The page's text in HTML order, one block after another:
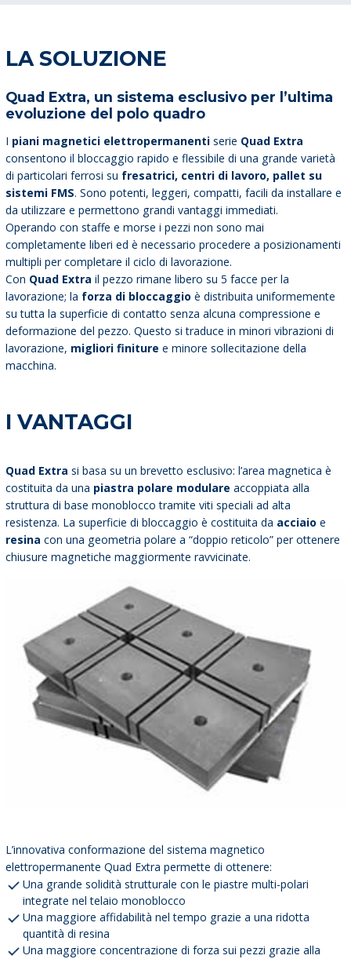
LA SOLUZIONE
Quad Extra, un sistema esclusivo per l’ultima
evoluzione del polo quadro
I piani magnetici elettropermanentiserie Quad Extra
consentono il bloccaggio rapido e flessibile di una grande varietà
di particolari ferrosi su fresatrici, centri di lavoro, pallet su
sistemi FMS. Sono potenti, leggeri, compatti, facili da installare e
da utilizzare e permettono grandi vantaggi immediati.
Operando con staffe e morse i pezzi non sono mai
completamente liberi ed è necessario procedere a posizionamenti
multipli per completare il ciclo di lavorazione.
Con Quad Extra il pezzo rimane libero su 5 facce per la
lavorazione; la forza di bloccaggio è distribuita uniformemente
su tutta la superficie di contatto senza alcuna compressione e
deformazione del pezzo. Questo si traduce in minori vibrazioni di
lavorazione, migliori finiture e minore sollecitazione della
macchina.
I VANTAGGI
Quad Extra si basa su un brevetto esclusivo: l’area magnetica è
costituita da una piastra polare modulare accoppiata alla
struttura di base monoblocco tramite viti speciali ad alta
resistenza. La superficie di bloccaggio è costituita da acciaio e
resina con una geometria polare a “doppio reticolo” per ottenere
chiusure magnetiche maggiormente ravvicinate.
L’innovativa conformazione del sistema magnetico
elettropermanente Quad Extra permette di ottenere:
Una grande solidità strutturale con le piastre multi-polari
integrate nel telaio monoblocco
Una maggiore affidabilità nel tempo grazie a una ridotta
quantità di resina
Una maggiore concentrazione di forza sui pezzi grazie alla